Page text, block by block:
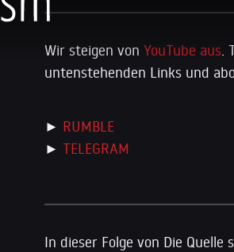
Wir steigen vonYouTube aus.
untenstehenden Links und
► RUMBLE
►TELEGRAM
In dieser Folge von Die